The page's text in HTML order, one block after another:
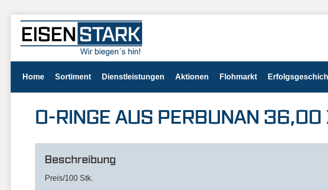
Home Sortiment Dienstleistungen Aktionen Flohmarkt
O-RINGE AUS PERBUNAN
Beschreibung
Preis/100 Stk.